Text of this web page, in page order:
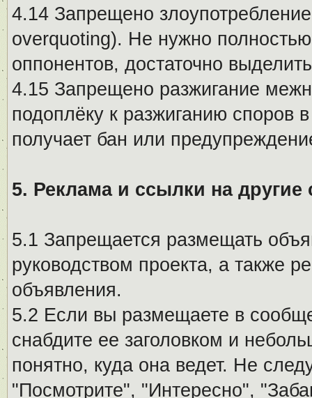
4.14 Запрещено
overquoting). Не нужно
оппонентов, достаточно
4.15 Запрещено разжигание
подоплёку к разжиганию споров
получает бан или
5. Реклама и ссылки на другие
5.1 Запрещается размещать
руководством проекта, а также
объявления.
5.2 Если вы размещаете в
снабдите ее заголовком и
понятно, куда она ведет. Не
"Посмотрите", "Интересно",